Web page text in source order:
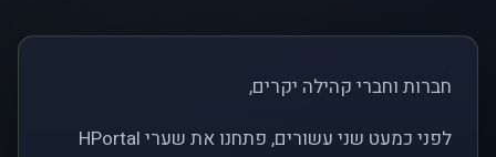
חברות וחברי קהילה יקרים,
לפני כמעט שני עשורים, פתחנו את שערי HPortal